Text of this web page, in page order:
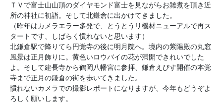
ＴＶで富士山山頂のダイヤモンド富士を見ながらお雑煮を頂き近
所の神社に初詣。そして北鎌倉に出かけてきました。
（昨年はカメラエラー多発で、とうとうリ機材ニューアルで再ス
タートです、しばらく慣れないと思います）
北鎌倉駅で降りてら円覚寺の後に明月院へ。境内の紫陽殿の丸窓
風景は正月飾りに。黄色いロウバイの花が満開できれいでした
よ。そして建長寺から鶴岡八幡宮に参拝、鎌倉えびす開催の本覚
寺まで正月の鎌倉の街を歩いてきました。
慣れないカメラでの撮影レポートになりますが、今年もどうぞよ
ろしく願いします。